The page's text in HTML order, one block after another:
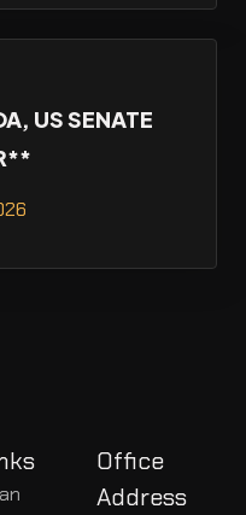
US SENATE
Office
Address